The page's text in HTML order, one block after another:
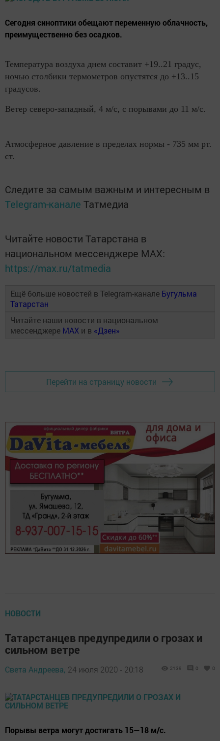
Сегодня синоптики обещают переменную облачность,
преимущественно без осадков.
Температура воздуха днем составит +19..21 градус,
ночью столбики термометров опустятся до +13..15
градусов.
Ветер северо-западный, 4 м/с, с порывами до 11 м/с.
Атмосферное давление в пределах нормы - 735 мм рт.
ст.
Следите за самым важным и интересным в
Telegram-канале Татмедиа
Читайте новости Татарстана в
национальном мессенджере MАХ:
https://max.ru/tatmedia
Ещё больше новостей в Telegram-канале Бугульма
Татарстан
Читайте наши новости в национальном
мессенджере MAX и в «Дзен»
Перейти на страницу новости
НОВОСТИ
Татарстанцев предупредили о грозах и
сильном ветре
Света Андреева, 24 июля 2020 - 20:18 2139 0 0
Порывы ветра могут достигать 15—18 м/с.